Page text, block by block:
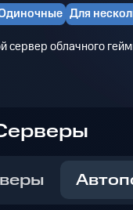
Для
сервер облачного